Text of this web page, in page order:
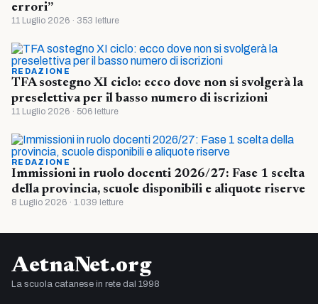
errori”
11 Luglio 2026 · 353 letture
REDAZIONE
TFA sostegno XI ciclo: ecco dove non si svolgerà la
preselettiva per il basso numero di iscrizioni
11 Luglio 2026 · 506 letture
REDAZIONE
Immissioni in ruolo docenti 2026/27: Fase 1 scelta
della provincia, scuole disponibili e aliquote riserve
8 Luglio 2026 · 1.039 letture
AetnaNet.org
La scuola catanese in rete dal 1998